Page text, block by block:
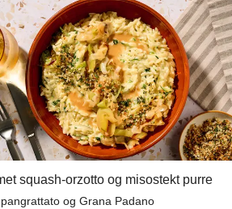
squash-orzotto og misostekt purre
og Grana Padano